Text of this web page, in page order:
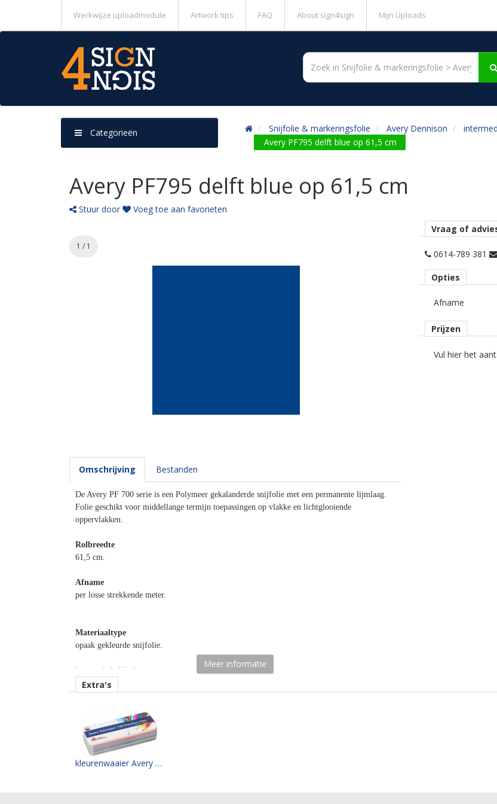
Werkwijze uploadmodule Artwork tips FAQ About sign4sign Mijn Uploads
Snijfolie & markeringsfolie Avery Dennison
Avery PF795 delft blue op 61,5 cm
Categorieën
Avery PF795 delft blue op 61,5 cm
Stuur door Voeg toe aan favorieten
1 / 1
Omschrijving Bestanden
De Avery PF 700 serie is een Polymeer gekalanderde snijfolie met een permanente lijmlaag.
Folie geschikt voor middellange termijn toepassingen op vlakke en lichtglooiende
oppervlakken.
Rolbreedte
61,5 cm.
Afname
per losse strekkende meter.
Materiaaltype
opaak gekleurde snijfolie.
kenmerk belijming
permanent, transparant, water gebaseerd.
vlak, licht gebogen.
Dikte
64 mu
Meer informatie
Vraag of
0614-789 381
Opties
Afname
Prijzen
Vul hier het
Extra's
kleurenwaaier Avery PF700 serie